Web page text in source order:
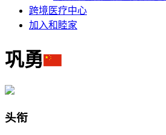
跨境医疗中心
加入和睦家
巩勇
头衔